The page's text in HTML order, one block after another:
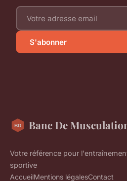
S'abonner
Banc De
Votre référence pour
sportive
AccueilMentions légalesContact